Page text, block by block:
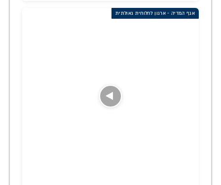
אגף המדיה - ארגון לחלוחית גאולתית